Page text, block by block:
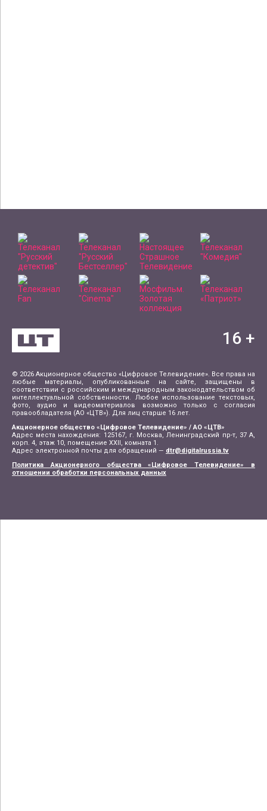
© 2026 Акционерное общество «Цифровое Телевидение». Все права на
любые материалы, опубликованные на сайте, защищены в
соответствии с российским и международным законодательством об
интеллектуальной собственности. Любое использование текстовых,
фото, аудио и видеоматериалов возможно только с согласия
правообладателя (АО «ЦТВ»). Для лиц старше 16 лет.
Акционерное общество «Цифровое Телевидение» / АО «ЦТВ»
Адрес места нахождения: 125167, г. Москва, Ленинградский пр-т, 37 А,
корп. 4, этаж 10, помещение XXII, комната 1.
Адрес электронной почты для обращений — dtr@digitalrussia.tv
Политика Акционерного общества «Цифровое Телевидение» в
отношении обработки персональных данных
16 +